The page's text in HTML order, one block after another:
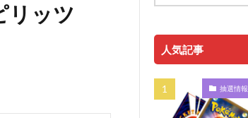
リッツ
人気記事
抽選情報